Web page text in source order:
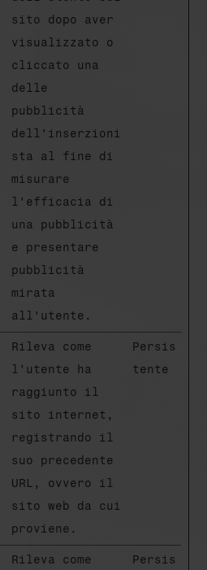
sito dopo aver
visualizzato o
cliccato una
delle
pubblicità
dell'inserzioni
sta al fine di
misurare
l'efficacia di
una pubblicità
e presentare
pubblicità
mirata
all'utente.
Rileva come
l'utente ha
raggiunto il
sito internet,
registrando il
suo precedente
URL, ovvero il
sito web da cui
proviene.
Persis
tente
Rileva come
Persis